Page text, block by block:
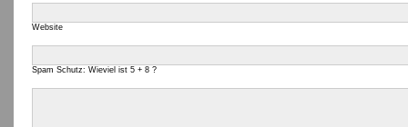
Website
Spam Schutz: Wieviel ist 5 + 8 ?